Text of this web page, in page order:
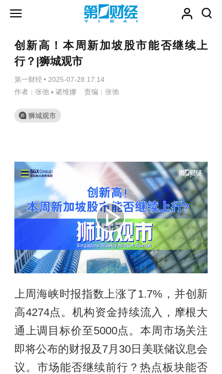
创新高！本周新加坡股市能否继续上
行？|狮城观市
第一财经 • 2025-07-28 17:14
作者：张弛 ▪ 诸维娜 责编：张弛
狮城观市
上周海峡时报指数上涨了1.7%，并创新
高4274点。机构资金持续流入，摩根大
通上调目标价至5000点。本周市场关注
即将公布的财报及7月30日美联储议息会
议。市场能否继续前行？热点板块能否